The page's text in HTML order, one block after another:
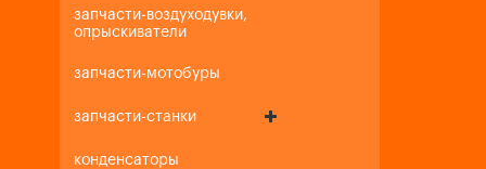
запчасти-воздуходувки,
опрыскиватели
запчасти-мотобуры
запчасти-станки
конденсаторы